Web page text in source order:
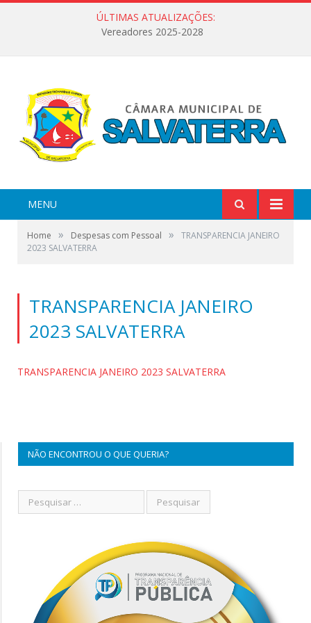
ÚLTIMAS ATUALIZAÇÕES:
Vereadores 2025-2028
MENU
Home » Despesas com Pessoal »
TRANSPARENCIA JANEIRO
2023 SALVATERRA
TRANSPARENCIA JANEIRO
2023 SALVATERRA
TRANSPARENCIA JANEIRO 2023 SALVATERRA
NÃO ENCONTROU O QUE QUERIA?